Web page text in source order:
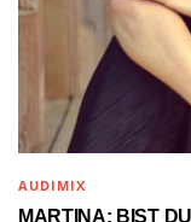
AUDIMIX
MARTINA: BIST